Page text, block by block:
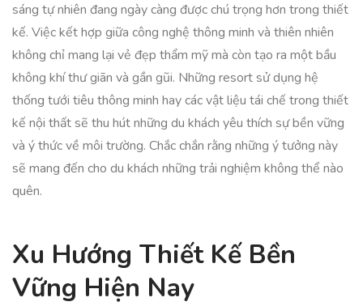
sáng tự nhiên đang ngày càng được chú trọng hơn trong thiết
kế. Việc kết hợp giữa công nghệ thông minh và thiên nhiên
không chỉ mang lại vẻ đẹp thẩm mỹ mà còn tạo ra một bầu
không khí thư giãn và gần gũi. Những resort sử dụng hệ
thống tưới tiêu thông minh hay các vật liệu tái chế trong thiết
kế nội thất sẽ thu hút những du khách yêu thích sự bền vững
và ý thức về môi trường. Chắc chắn rằng những ý tưởng này
sẽ mang đến cho du khách những trải nghiệm không thể nào
quên.
Xu Hướng Thiết Kế Bền
Vững Hiện Nay